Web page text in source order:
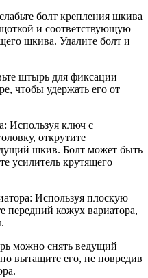
болт крепления шкива
и соответствующую
шкива. Удалите болт и
штырь для фиксации
чтобы удержать его от
Используя ключ с
открутите
шкив. Болт может быть
усилитель крутящего
Используя плоскую
передний кожух вариатора,
можно снять ведущий
вытащите его, не повредив